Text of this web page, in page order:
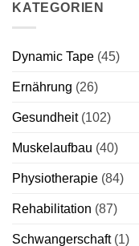
KATEGORIEN
Dynamic Tape (45)
Ernährung (26)
Gesundheit(102)
Muskelaufbau (40)
Physiotherapie (84)
Rehabilitation (87)
Schwangerschaft(1)